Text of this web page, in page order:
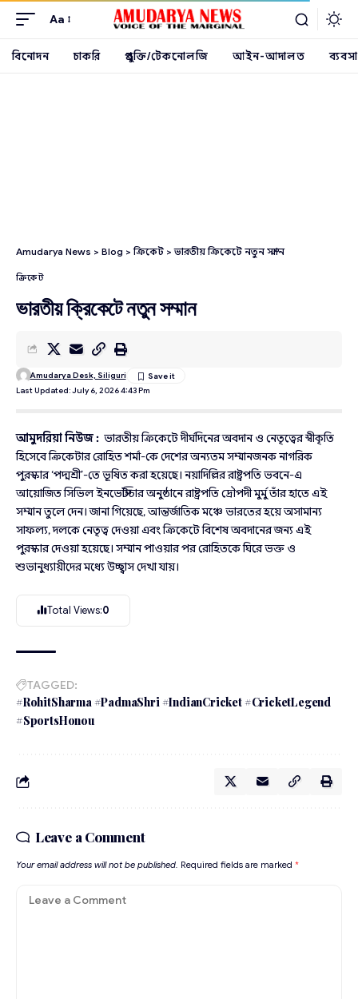
Aa
বিনোদন চাকরি প্রযুক্তি/টেকনোলজি আইন-আদালত ব্যবসা
Amudarya News > Blog >ক্রিকেট >ভারতীয় ক্রিকেটে নতুন সম্মান
ক্রিকেট
ভারতীয় ক্রিকেটে নতুন সম্মান
Last Updated: July 6, 2026 4:43 Pm
Amudarya Desk, Siliguri
আমুদরিয়া নিউজ : ভারতীয় ক্রিকেটে দীর্ঘদিনের অবদান ও নেতৃত্বের স্বীকৃতি
হিসেবে ক্রিকেটার রোহিত শর্মা-কে দেশের অন্যতম সম্মানজনক নাগরিক
পুরস্কার ‘পদ্মশ্রী’-তে ভূষিত করা হয়েছে। নয়াদিল্লির রাষ্ট্রপতি ভবনে-এ
আয়োজিত সিভিল ইনভেস্টিচার অনুষ্ঠানে রাষ্ট্রপতি দ্রৌপদী মুর্মু তাঁর হাতে এই
সম্মান তুলে দেন। জানা গিয়েছে, আন্তর্জাতিক মঞ্চে ভারতের হয়ে অসামান্য
সাফল্য, দলকে নেতৃত্ব দেওয়া এবং ক্রিকেটে বিশেষ অবদানের জন্য এই
পুরস্কার দেওয়া হয়েছে। সম্মান পাওয়ার পর রোহিতকে ঘিরে ভক্ত ও
শুভানুধ্যায়ীদের মধ্যে উচ্ছ্বাস দেখা যায়।
Total Views:0
TAGGED:
#RohitSharma #PadmaShri #IndianCricket #CricketLegend
#SportsHonou
Leave a Comment
Your email address will not be published. Required fields are marked *